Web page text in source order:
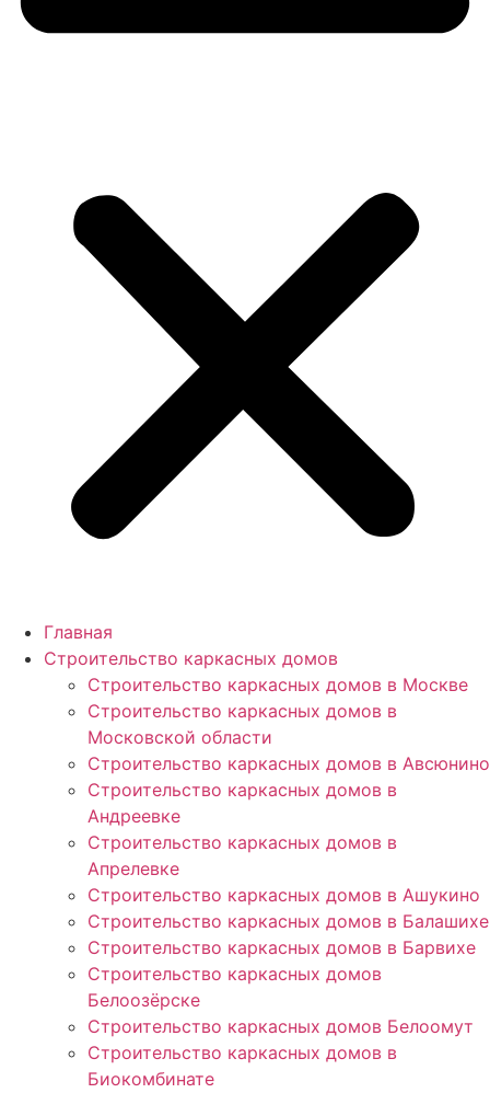
Главная
Строительство каркасных домов
Строительство каркасных домов в Москве
Строительство каркасных домов в
Московской области
Строительство каркасных домов в Авсюнино
Строительство каркасных домов в
Андреевке
Строительство каркасных домов в
Апрелевке
Строительство каркасных домов в Ашукино
Строительство каркасных домов в Балашихе
Строительство каркасных домов в Барвихе
Строительство каркасных домов
Белоозёрске
Строительство каркасных домов Белоомут
Строительство каркасных домов в
Биокомбинате